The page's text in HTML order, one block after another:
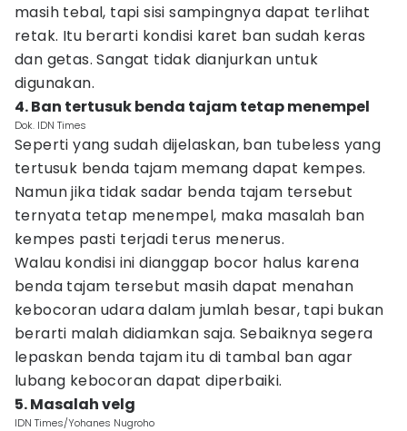
masih tebal, tapi sisi sampingnya dapat terlihat
retak. Itu berarti kondisi karet ban sudah keras
dan getas. Sangat tidak dianjurkan untuk
digunakan.
4. Ban tertusuk benda tajam tetap menempel
Dok. IDN Times
Seperti yang sudah dijelaskan, ban tubeless yang
tertusuk benda tajam memang dapat kempes.
Namun jika tidak sadar benda tajam tersebut
ternyata tetap menempel, maka masalah ban
kempes pasti terjadi terus menerus.
Walau kondisi ini dianggap bocor halus karena
benda tajam tersebut masih dapat menahan
kebocoran udara dalam jumlah besar, tapi bukan
berarti malah didiamkan saja. Sebaiknya segera
lepaskan benda tajam itu di tambal ban agar
lubang kebocoran dapat diperbaiki.
5. Masalah velg
IDN Times/Yohanes Nugroho